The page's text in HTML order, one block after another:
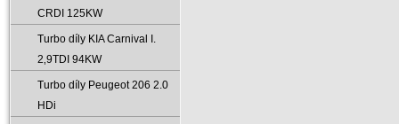
CRDI 125KW
Turbo díly KIA Carnival I.
2‚9TDI 94KW
Turbo díly Peugeot 206 2.0
HDi